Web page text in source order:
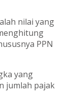
nilai yang
PPN
yang
jumlah pajak